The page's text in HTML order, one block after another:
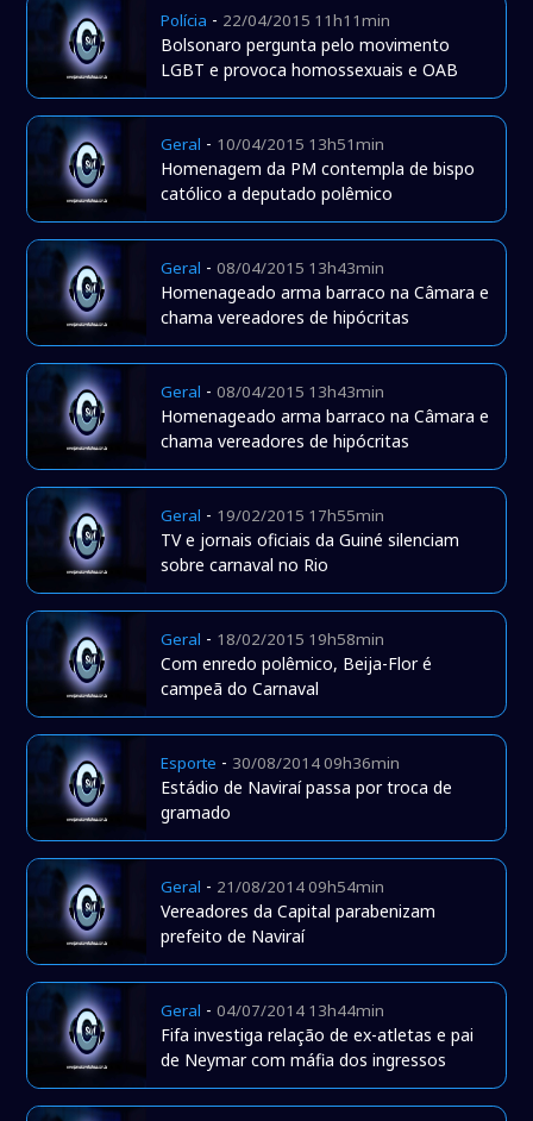
Polícia - 22/04/2015 11h11min
Bolsonaro pergunta pelo movimento
LGBT e provoca homossexuais e OAB
Geral - 10/04/2015 13h51min
Homenagem da PM contempla de bispo
católico a deputado polêmico
Geral -08/04/2015 13h43min
Homenageado arma barraco na Câmara e
chama vereadores de hipócritas
Geral -08/04/2015 13h43min
Homenageado arma barraco na Câmara e
chama vereadores de hipócritas
Geral - 19/02/2015 17h55min
TV e jornais oficiais da Guiné silenciam
sobre carnaval no Rio
Geral - 18/02/2015 19h58min
Com enredo polêmico, Beija-Flor é
campeã do Carnaval
Esporte - 30/08/2014 09h36min
Estádio de Naviraí passa por troca de
gramado
Geral - 21/08/2014 09h54min
Vereadores da Capital parabenizam
prefeito de Naviraí
Geral -04/07/2014 13h44min
Fifa investiga relação de ex-atletas e pai
de Neymar com máfia dos ingressos